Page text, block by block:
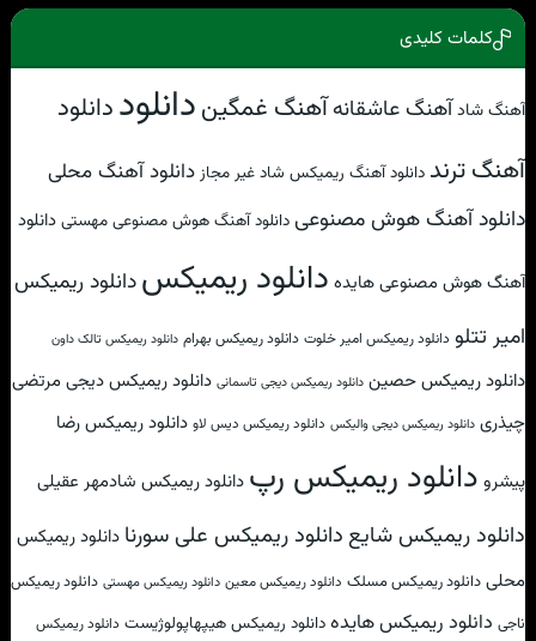
کلمات کلیدی
آهنگ شادآهنگ عاشقانهآهنگ غمگیندانلوددانلود
آهنگ ترند دانلود آهنگ ریمیکس شاد غیر مجاز دانلود آهنگ محلی
دانلود آهنگ هوش مصنوعیدانلود آهنگ هوش مصنوعی مهستیدانلود
آهنگ هوش مصنوعی هایده دانلود ریمیکسدانلود ریمیکس
امیر تتلو دانلود ریمیکس امیر خلوت دانلود ریمیکس بهرام دانلود ریمیکس تالک داون
دانلود ریمیکس حصین دانلود ریمیکس دیجی تاسمانی دانلود ریمیکس دیجی مرتضی
چیذری دانلود ریمیکس دیجی والیکس دانلود ریمیکس دیس لاو دانلود ریمیکس رضا
پیشرو دانلود ریمیکس رپ دانلود ریمیکس شادمهر عقیلی
دانلود ریمیکس شایع دانلود ریمیکس علی سورنا دانلود ریمیکس
محلی دانلود ریمیکس مسلک دانلود ریمیکس معین دانلود ریمیکس مهستی دانلود ریمیکس
ناجی دانلود ریمیکس هایدهدانلود ریمیکس هیپهاپولوژیست دانلود ریمیکس